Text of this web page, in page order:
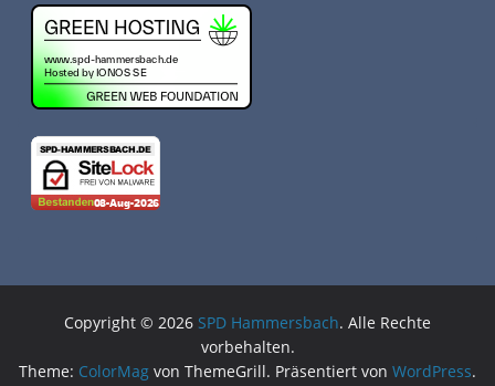
Copyright © 2026 SPD Hammersbach. Alle Rechte
vorbehalten.
Theme: ColorMag von ThemeGrill. Präsentiert von WordPress.